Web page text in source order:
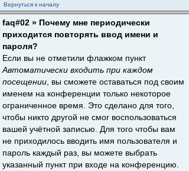
Вернуться к началу
faq#02 » Почему мне периодически
приходится повторять ввод имени и
пароля?
Если вы не отметили флажком пункт
Автоматически входить при каждом
посещении , вы сможете оставаться под своим
именем на конференции только некоторое
ограниченное время. Это сделано для того,
чтобы никто другой не смог воспользоваться
вашей учётной записью. Для того чтобы вам
не приходилось вводить имя пользователя и
пароль каждый раз, вы можете выбрать
указанный пункт при входе на конференцию.